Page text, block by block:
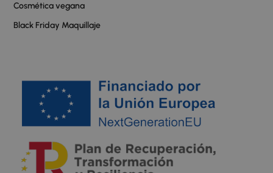
Cosmética vegana
Black Friday Maquillaje